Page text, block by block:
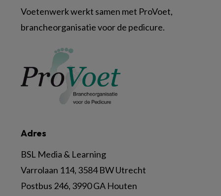
Adres
BSL Media & Learning
Varrolaan 114, 3584 BW Utrecht
Postbus 246, 3990 GA Houten
Voetenwerk werkt samen met ProVoet,
brancheorganisatie voor de pedicure.